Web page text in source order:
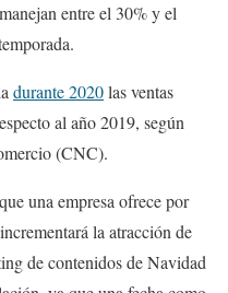
entre el 30% y el
durante 2020las ventas
al año 2019, según
(CNC).
una empresa ofrece por
la atracción de
de contenidos de Navidad